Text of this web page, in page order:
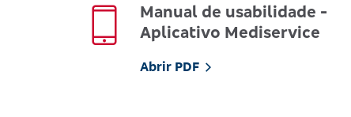
Manual de usabilidade -
Aplicativo Mediservice
Abrir PDF